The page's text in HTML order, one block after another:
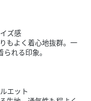
ズ感
もよく着心地抜群。一
れる印象。
エット